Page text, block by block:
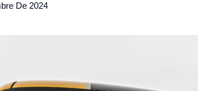
De 2024